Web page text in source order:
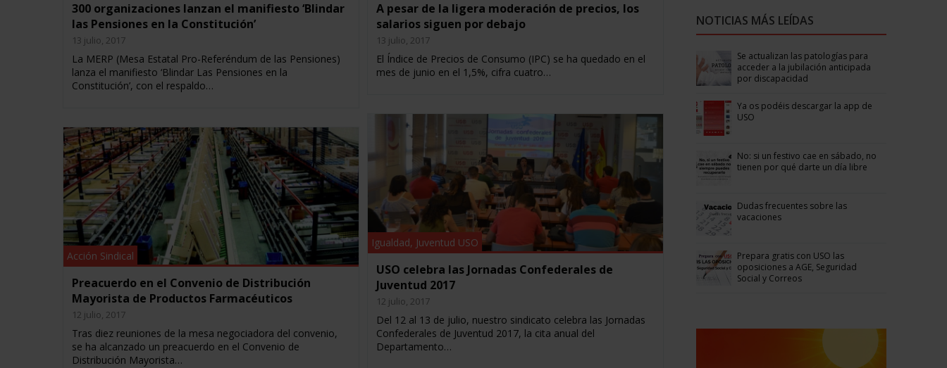
300 organizaciones lanzan el manifiesto ‘Blindar
las Pensiones en la Constitución’
13 julio, 2017
La MERP (Mesa Estatal Pro-Referéndum de las Pensiones)
lanza el manifiesto ‘Blindar Las Pensiones en la
Constitución’, con el respaldo…
A pesar de la ligera moderación de precios, los
salarios siguen por debajo
13 julio, 2017
El Índice de Precios de Consumo (IPC) se ha quedado en el
mes de junio en el 1,5%, cifra cuatro…
Igualdad, Juventud USO
USO celebra las Jornadas Confederales de
Juventud 2017
12 julio, 2017
Del 12 al 13 de julio, nuestro sindicato celebra las Jornadas
Confederales de Juventud 2017, la cita anual del
Departamento…
Acción Sindical
Preacuerdo en el Convenio de Distribución
Mayorista de Productos Farmacéuticos
12 julio, 2017
Tras diez reuniones de la mesa negociadora del convenio,
se ha alcanzado un preacuerdo en el Convenio de
Distribución Mayorista…
NOTICIAS MÁS LEÍDAS
Se actualizan las patologías para
acceder a la jubilación anticipada
por discapacidad
Ya os podéis descargar la app de
USO
No: si un festivo cae en sábado, no
tienen por qué darte un día libre
Dudas frecuentes sobre las
vacaciones
Prepara gratis con USO las
oposiciones a AGE, Seguridad
Social y Correos